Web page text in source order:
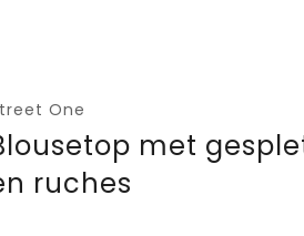
One
met
ruches